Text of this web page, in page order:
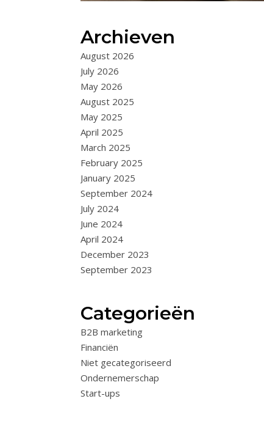
Archieven
August 2026
July 2026
May 2026
August 2025
May 2025
April 2025
March 2025
February 2025
January 2025
September 2024
July 2024
June 2024
April 2024
December 2023
September 2023
Categorieën
B2B marketing
Financiën
Niet gecategoriseerd
Ondernemerschap
Start-ups